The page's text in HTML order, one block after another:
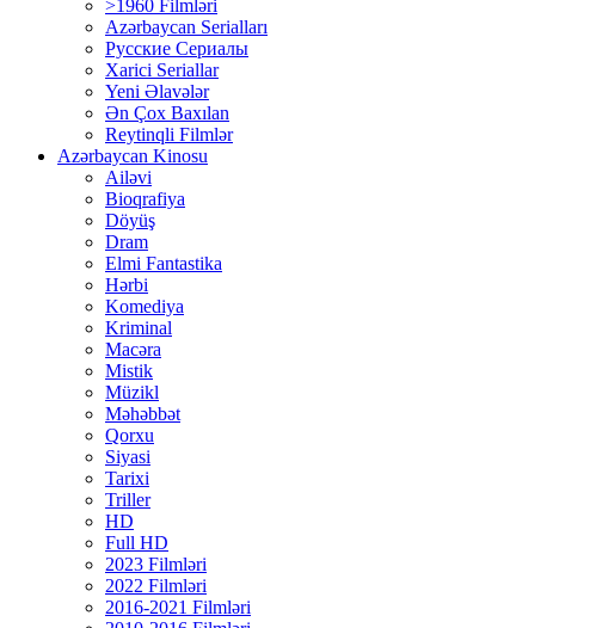
>1960 Filmləri
Azərbaycan Serialları
Русские Сериалы
Xarici Seriallar
Yeni Əlavələr
Ən Çox Baxılan
Reytinqli Filmlər
Azərbaycan Kinosu
Ailəvi
Bioqrafiya
Döyüş
Dram
Elmi Fantastika
Hərbi
Komediya
Kriminal
Macəra
Mistik
Müzikl
Məhəbbət
Qorxu
Siyasi
Tarixi
Triller
HD
Full HD
2023 Filmləri
2022 Filmləri
2016-2021 Filmləri